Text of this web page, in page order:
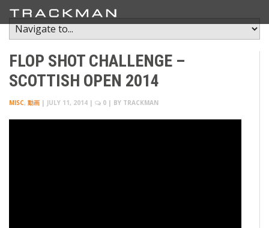
FLOP SHOT CHALLENGE –
SCOTTISH OPEN 2014
MISC, 動画 | JULY 11, 2014 | 0 | BY TRACKMAN